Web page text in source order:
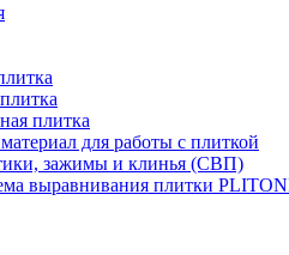
плитка
для работы с плиткой
зажимы и клинья (СВП)
выравнивания плитки